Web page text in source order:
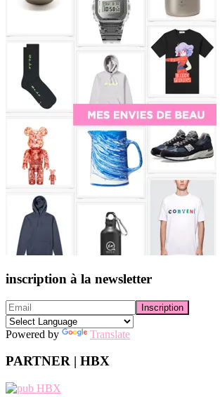
inscription à la newsletter
Powered by Translate
PARTNER | HBX